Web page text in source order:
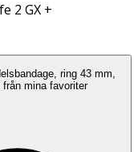
2 GX +
ring 43 mm,
mina favoriter